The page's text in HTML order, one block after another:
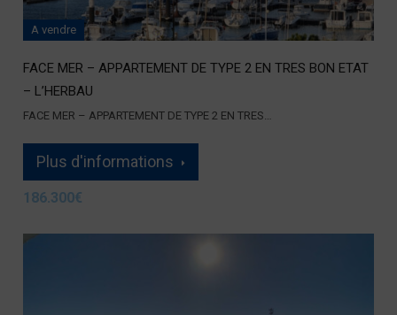
A vendre
FACE MER – APPARTEMENT DE TYPE 2 EN TRES BON ETAT
– L’HERBAU
FACE MER – APPARTEMENT DE TYPE 2 EN TRES…
Plus d'informations
186.300€